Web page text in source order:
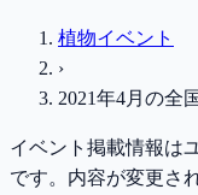
植物イベント
›
2021年4月 の全国
イベント掲載情報は
です。内容が変更さ